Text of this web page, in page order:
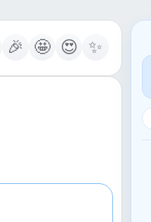
🎉 🤩 😍 ✨